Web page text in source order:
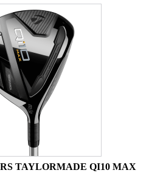
TAYLORMADE QI10 MAX